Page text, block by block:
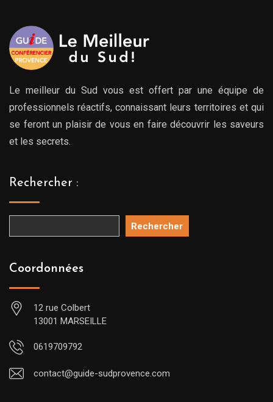
Le meilleur du Sud vous est offert par une équipe de
professionnels réactifs, connaissant leurs territoires et qui
se feront un plaisir de vous en faire découvrir les saveurs
et les secrets.
Rechercher :
Rechercher
Coordonnées
12 rue Colbert
13001 MARSEILLE
0619709792
contact@guide-sudprovence.com